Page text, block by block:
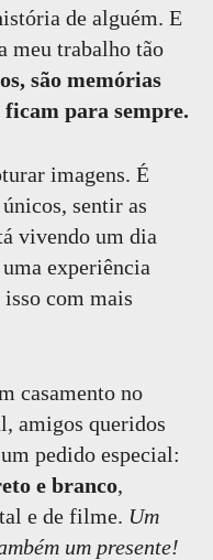
de alguém. E
meu trabalho tão
são memórias
ficam para sempre.
imagens. É
sentir as
vivendo um dia
experiência
com mais
casamento no
amigos queridos
pedido especial:
e branco,
e de filme. Um
um presente!